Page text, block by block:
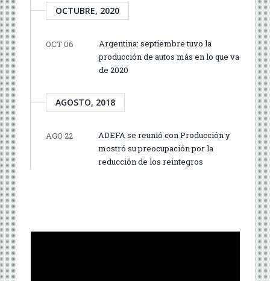
OCTUBRE, 2020
OCT 06
Argentina: septiembre tuvo la
producción de autos más en lo que va
de 2020
AGOSTO, 2018
AGO 22
ADEFA se reunió con Producción y
mostró su preocupación por la
reducción de los reintegros